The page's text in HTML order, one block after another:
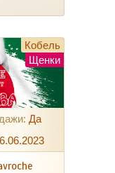
Кобель
Щенки
Да